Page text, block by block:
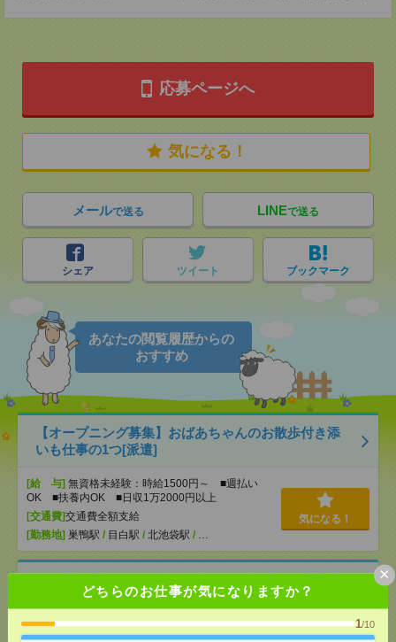
どちらのお仕事が気になりますか？
1/10
×
応募ページへ
気になる！
メールで送る LINEで送る
シェア ツイート ブックマーク
あなたの閲覧履歴からの
おすすめ
【オープニング募集】おばあちゃんのお散歩付き添
いも仕事の1つ[派遣]
[給 与] 無資格未経験：時給1500円～ ■週払い
OK ■扶養内OK ■日収1万2000円以上
[交通費]交通費全額支給
[勤務地] 巣鴨駅 / 目白駅 / 北池袋駅 / …
気になる！
画部門の事務アシ！[派遣]
[給 与]時給2400円 月収例 233,472円